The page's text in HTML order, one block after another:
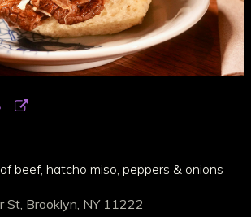
beef, hatcho miso, peppers & onions
St, Brooklyn, NY 11222